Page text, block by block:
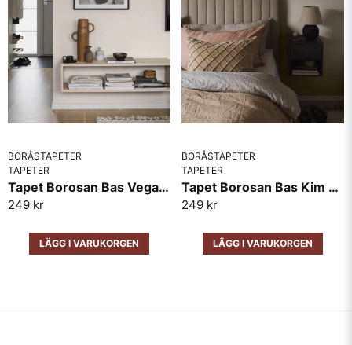
BORÅSTAPETER
TAPETER
Tapet Borosan Bas Vega 38710
249 kr
LÄGG I VARUKORGEN
BORÅSTAPETER
TAPETER
Tapet Borosan Bas Kim 38705
249 kr
LÄGG I VARUKORGEN